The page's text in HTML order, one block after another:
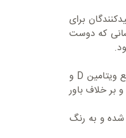
برای
که دوست
از میان کشمش ها بهترین نوع فرآوری شده از انواع مختلف انگور رسیده بی دانه، با درجه مرغوبیت بالا، بهترین منبع ویتامین D و
بر خلاف باور
شده و به رنگ